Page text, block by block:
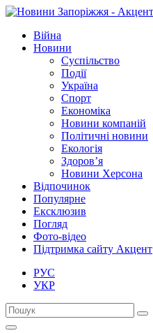
Війна
Новини
Суспільство
Події
Україна
Спорт
Економіка
Новини компаній
Політичні новини
Екологія
Здоров’я
Новини Херсона
Відпочинок
Популярне
Ексклюзив
Погляд
Фото-відео
Підтримка сайту Акцент
РУС
УКР